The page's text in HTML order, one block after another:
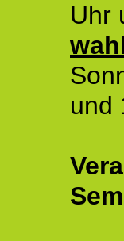
Uhr
und